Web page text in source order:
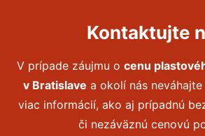
Kontaktujte
V prípade záujmu o cenu
vBratislave a okolí nás
viac informácií, ako aj prípadnú
či nezáväznú cenovú